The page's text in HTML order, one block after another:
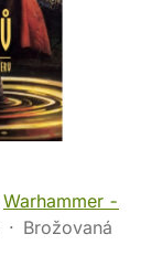
Warhammer -
Brožovaná